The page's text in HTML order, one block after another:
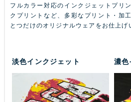
フルカラー対応のインクジェットプリ
クプリントなど、多彩なプリント・加
とつだけのオリジナルウェアをお仕上げ
淡色インクジェット 濃色